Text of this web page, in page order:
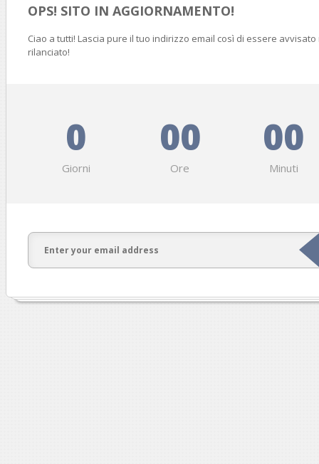
OPS! SITO IN AGGIORNAMENTO!
Ciao a tutti! Lascia pure il tuo indirizzo email così di essere
rilanciato!
0
Giorni
00
Ore
00
Minuti